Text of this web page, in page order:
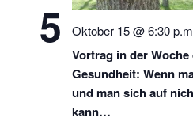
5
Vortrag in der
Gesundheit: Wenn
und man sich auf
kann…
Oktober 15 @ 6:30